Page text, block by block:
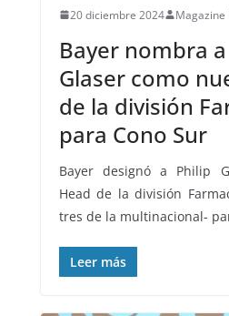
20 diciembre 2024
Bayer nombra
Glaser como
de la división
para Cono Sur
Bayer designó a Philip
Head de la división
tres de la multinacional-
Leer más